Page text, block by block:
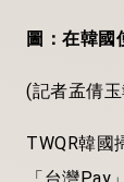
圖：在韓
(記者孟倩
TWQR韓國